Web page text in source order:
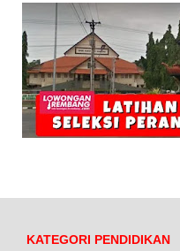
KATEGORI PENDIDIKAN